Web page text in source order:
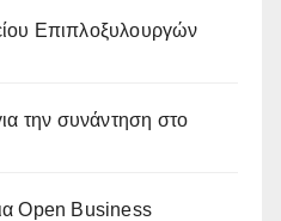
Επιπλοξυλουργών
την συνάντηση στο
Open Business